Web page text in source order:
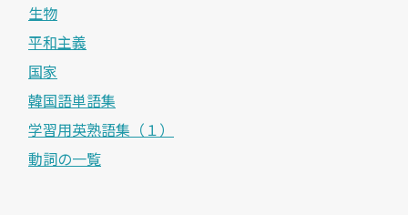
生物
平和主義
国家
韓国語単語集
学習用英熟語集（１）
動詞の一覧